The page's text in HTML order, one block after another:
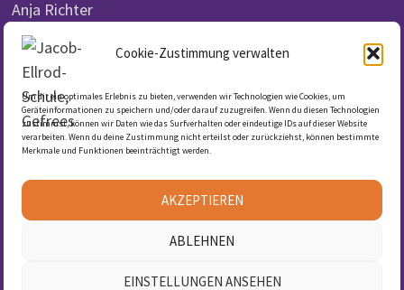
Cookie-Zustimmung verwalten
Um dir ein optimales Erlebnis zu bieten, verwenden wir Technologien wie Cookies, um
Geräteinformationen zu speichern und/oder darauf zuzugreifen. Wenn du diesen Technologien
zustimmst, können wir Daten wie das Surfverhalten oder eindeutige IDs auf dieser Website
verarbeiten. Wenn du deine Zustimmung nicht erteilst oder zurückziehst, können bestimmte
Merkmale und Funktionen beeinträchtigt werden.
AKZEPTIEREN
ABLEHNEN
EINSTELLUNGEN ANSEHEN
Anja Richter
DSGVO
Datenschutzerklärung
Cookie-Richtlinie (EU)
Impressum